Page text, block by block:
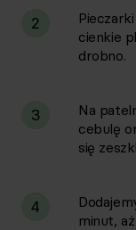
2
cienkie
drobno.
3
Na
cebulę
się
4
minut,